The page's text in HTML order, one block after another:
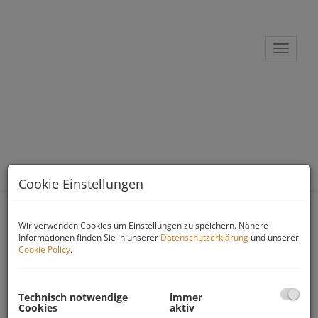
Immobiliensuche
Wohnen Gewerbe
Anlage
Cookie Einstellungen
Wir verwenden Cookies um Einstellungen zu speichern. Nähere
Informationen finden Sie in unserer Datenschutzerklärung und unserer
Cookie Policy.
Technisch notwendige
Cookies
immer
aktiv